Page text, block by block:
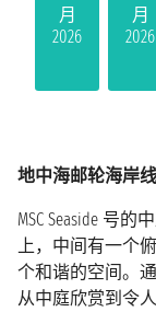
月
2026
月
2026
地中海邮轮海岸线
MSC Seaside 号
上，中间有一个
个和谐的空间。
从中庭欣赏到令